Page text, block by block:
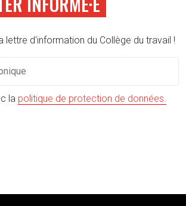
lettre d'information du Collège du travail !
la politique de protection de données.